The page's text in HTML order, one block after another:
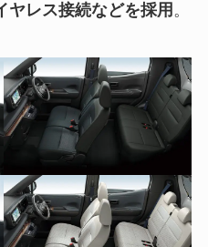
レス接続などを採用 。